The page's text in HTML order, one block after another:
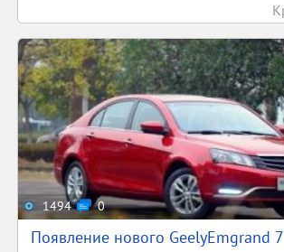
1494 0
Появление нового GeelyEmgrand